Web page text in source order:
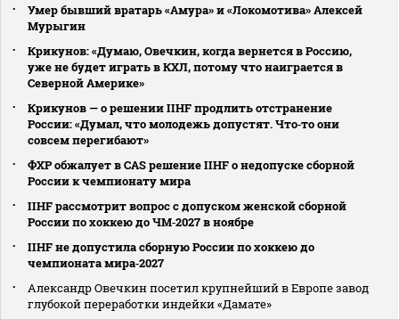
Умер бывший вратарь «Амура» и «Локомотива» Алексей
Мурыгин
Крикунов: «Думаю, Овечкин, когда вернется в Россию,
уже не будет играть в КХЛ, потому что наиграется в
Северной Америке»
Крикунов — о решении IIHF продлить отстранение
России: «Думал, что молодежь допустят. Что‑то они
совсем перегибают»
ФХР обжалует в CAS решение IIHF о недопуске сборной
России к чемпионату мира
IIHF рассмотрит вопрос с допуском женской сборной
России по хоккею до ЧМ‑2027 в ноябре
IIHF не допустила сборную России по хоккею до
чемпионата мира‑2027
Александр Овечкин посетил крупнейший в Европе завод
глубокой переработки индейки «Дамате»